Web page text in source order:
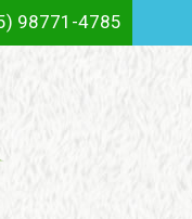
98771-4785